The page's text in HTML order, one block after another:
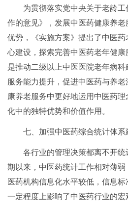
为贯彻落实党中央关于老龄
作的意见》，发展中医药健康养
优势，《实施方案》提出了中医
心建设，探索完善中医药老年健
是推动二级以上中医医院老年病
服务能力提升，促进中医药与养
康养老服务中更好地运用中医药
化中的独特优势和价值作用。
七、加强中医药综合统计体系
各行业的管理决策都离不开
期以来，中医药统计工作相对薄
医药机构信息化水平较低，信息
一定程度上影响了中医药行业的宏